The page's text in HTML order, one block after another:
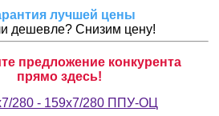
лучшей цены
дешевле? Снизим цену!
предложение конкурента
прямо здесь!